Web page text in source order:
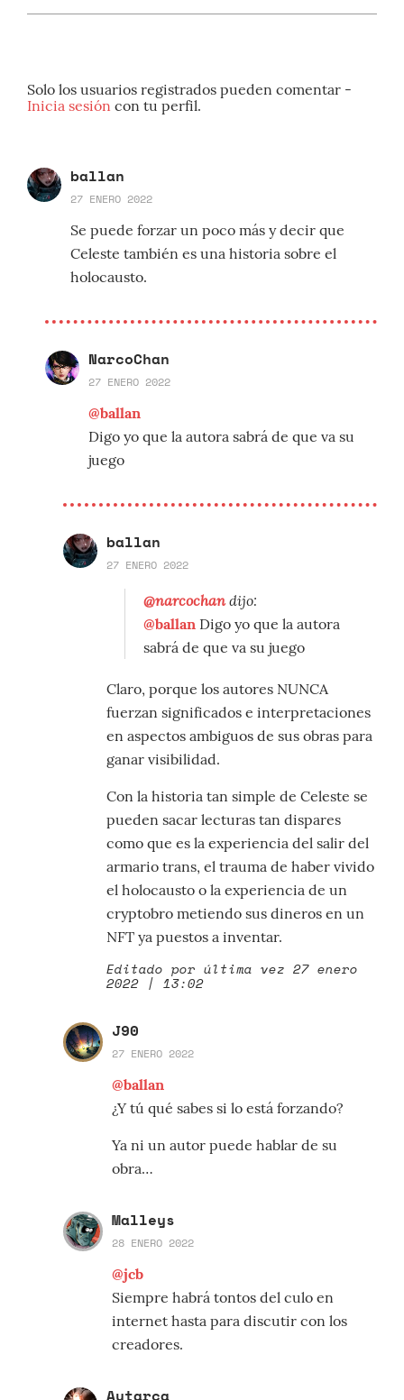
Solo los usuarios registrados pueden comentar -
Inicia sesión con tu perfil.
ballan
27 ENERO 2022
Se puede forzar un poco más y decir que
Celeste también es una historia sobre el
holocausto.
NarcoChan
27 ENERO 2022
@ballan
Digo yo que la autora sabrá de que va su
juego
ballan
27 ENERO 2022
@narcochandijo:
@ballan Digo yo que la autora
sabrá de que va su juego
Claro, porque los autores NUNCA
fuerzan significados e interpretaciones
en aspectos ambiguos de sus obras para
ganar visibilidad.
Con la historia tan simple de Celeste se
pueden sacar lecturas tan dispares
como que es la experiencia del salir del
armario trans, el trauma de haber vivido
el holocausto o la experiencia de un
cryptobro metiendo sus dineros en un
NFT ya puestos a inventar.
Editado por última vez 27 enero
2022 | 13:02
J90
27 ENERO 2022
@ballan
¿Y tú qué sabes si lo está forzando?
Ya ni un autor puede hablar de su
obra…
Malleys
28 ENERO 2022
@jcb
Siempre habrá tontos del culo en
internet hasta para discutir con los
creadores.
Autarca